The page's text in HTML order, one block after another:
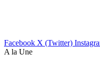
Facebook X (Twitter)
A la Une